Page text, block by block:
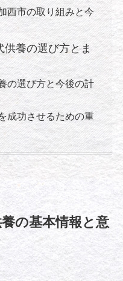
西市の取り組みと今
供養の選び方とま
の選び方と今後の計
成功させるための重
の基本情報と意